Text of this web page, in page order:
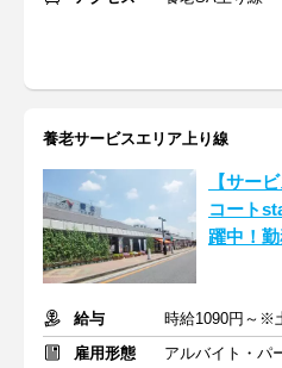
養老サービスエリア上り線
【サー
コート
躍中！
給与
雇用形態
アルバイト・パ